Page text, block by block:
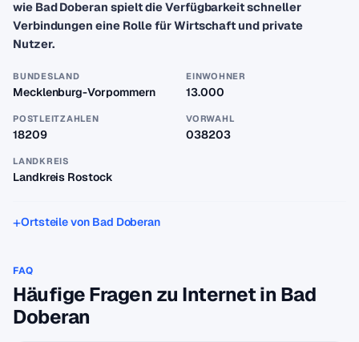
wie Bad Doberan spielt die Verfügbarkeit schneller
Verbindungen eine Rolle für Wirtschaft und private
Nutzer.
BUNDESLAND
Mecklenburg-Vorpommern
EINWOHNER
13.000
POSTLEITZAHLEN
18209
VORWAHL
038203
LANDKREIS
Landkreis Rostock
Ortsteile von Bad Doberan
FAQ
Häufige Fragen zu Internet in Bad
Doberan